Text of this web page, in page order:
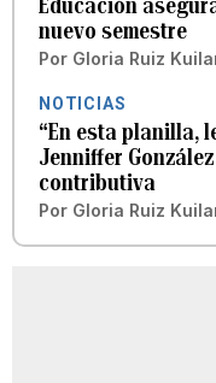
Educación
nuevo semestre
Por Gloria Ruiz
NOTICIAS
“En esta planilla,
Jenniffer
contributiva
Por Gloria Ruiz